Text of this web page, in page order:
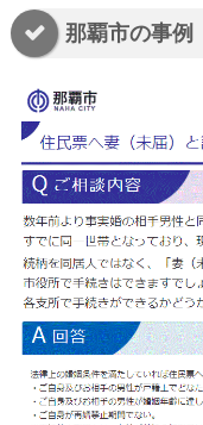
那覇市の事例